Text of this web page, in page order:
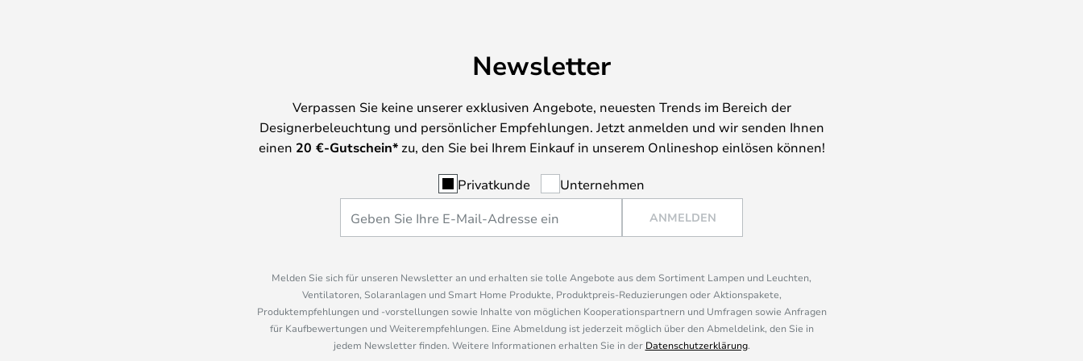
Newsletter
Verpassen Sie keine unserer exklusiven Angebote, neuesten Trends im Bereich der
Designerbeleuchtung und persönlicher Empfehlungen. Jetzt anmelden und wir senden Ihnen
einen 20 €-Gutschein*zu, den Sie bei Ihrem Einkauf in unserem Onlineshop einlösen können!
Privatkunde Unternehmen
ANMELDEN
Melden Sie sich für unseren Newsletter an und erhalten sie tolle Angebote aus dem Sortiment Lampen und Leuchten,
Ventilatoren, Solaranlagen und Smart Home Produkte, Produktpreis-Reduzierungen oder Aktionspakete,
Produktempfehlungen und -vorstellungen sowie Inhalte von möglichen Kooperationspartnern und Umfragen sowie Anfragen
für Kaufbewertungen und Weiterempfehlungen. Eine Abmeldung ist jederzeit möglich über den Abmeldelink, den Sie in
jedem Newsletter finden. Weitere Informationen erhalten Sie in der Datenschutzerklärung.